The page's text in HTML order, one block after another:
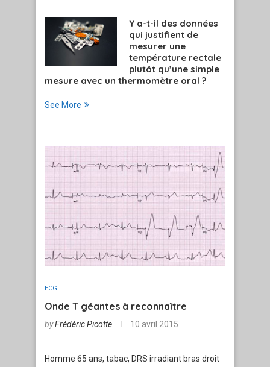
Y a-t-il des données
qui justifient de
mesurer une
température rectale
plutôt qu’une simple
mesure avec un thermomètre oral ?
See More
ECG
Onde T géantes à reconnaître
byFrédéric Picotte 10 avril 2015
Homme 65 ans, tabac, DRS irradiant bras droit